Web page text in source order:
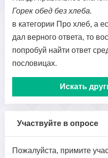
Горек обед без хлеба.
в категории Про хлеб, а
дал верного ответа, то
попробуй найти ответ
пословицах.
Искать
Участвуйте в опросе
Пожалуйста, примите